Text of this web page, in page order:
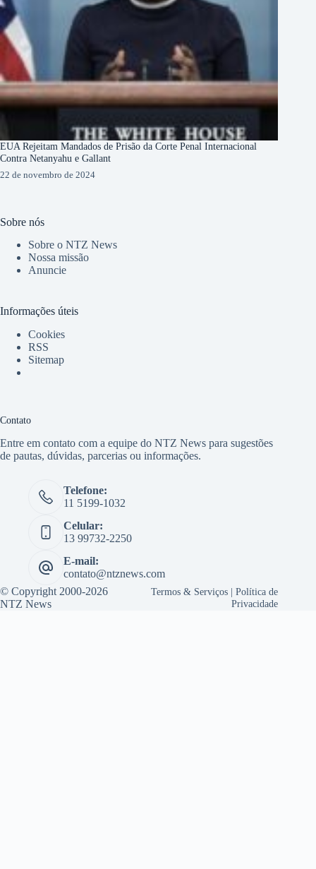
EUA Rejeitam Mandados de Prisão da Corte Penal Internacional
Contra Netanyahu e Gallant
22 de novembro de 2024
Sobre nós
Sobre o NTZ News
Nossa missão
Anuncie
Informações úteis
Cookies
RSS
Sitemap
Contato
Entre em contato com a equipe do NTZ News para sugestões
de pautas, dúvidas, parcerias ou informações.
Telefone:
11 5199-1032
Celular:
13 99732-2250
E-mail:
contato@ntznews.com
© Copyright 2000-2026
NTZ News
Termos & Serviços |Política de
Privacidade